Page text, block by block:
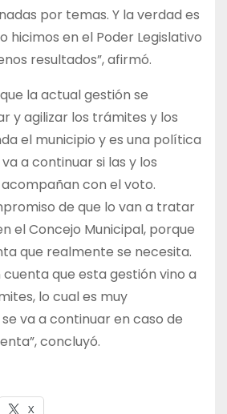
por temas. Y la verdad es
hicimos en el Poder Legislativo
resultados”, afirmó.
la actual gestión se
y agilizar los trámites y los
el municipio y es una política
a continuar si las y los
con el voto.
de que lo van a tratar
el Concejo Municipal, porque
que realmente se necesita.
que esta gestión vino a
lo cual es muy
va a continuar en caso de
concluyó.
X